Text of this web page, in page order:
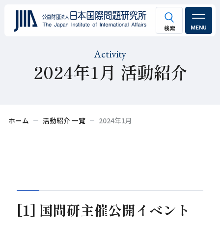
MENU
Activity
2024年1月 活動紹介
ホーム 活動紹介 一覧 2024年1月
[1] 国問研主催公開イベント